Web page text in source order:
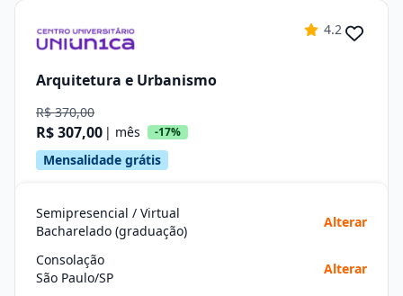
4.2
Arquitetura e Urbanismo
R$ 370,00
R$ 307,00 | mês -17%
Mensalidade grátis
Semipresencial / Virtual
Bacharelado (graduação)
Alterar
Consolação
São Paulo/SP
Alterar